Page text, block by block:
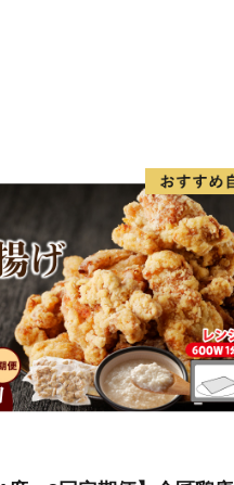
◆ふるさと納
TEL:050-
Mail:furusato-
■不良品の取扱
お礼の品の受
問い合わせセ